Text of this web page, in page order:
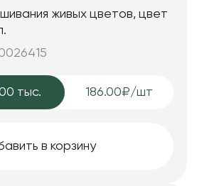
живых цветов, цвет
тыс. 186.00₽/шт
в корзину